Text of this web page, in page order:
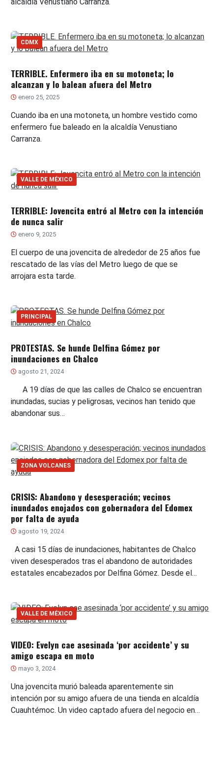
CDMX
TERRIBLE. Enfermero iba en su motoneta; lo
alcanzan y lo balean afuera del Metro
enero 25, 2025
Cuando iba en una motoneta, un hombre vestido como
enfermero fue baleado en la alcaldía Venustiano
Carranza.
VALLE DE MÉXICO
TERRIBLE: Jovencita entró al Metro con la intención
de nunca salir
enero 9, 2025
El cuerpo de una jovencita de alrededor de 25 años fue
rescatado de las vías del Metro luego de que se
arrojara esta tarde.
PRINCIPAL
PROTESTAS. Se hunde Delfina Gómez por
inundaciones en Chalco
agosto 21, 2024
A 19 días de que las calles de Chalco se encuentran
inundadas, sucias y peligrosas, vecinos han tenido que
abandonar sus…
ZONA VOLCANES
CRISIS: Abandono y desesperación; vecinos
inundados enojados con gobernadora del Edomex
por falta de ayuda
agosto 19, 2024
A casi 15 días de inundaciones, habitantes de Chalco
viven desesperados tras el abandono de autoridades
estatales encabezados por Delfina Gómez. Desde el…
VALLE DE MÉXICO
VIDEO: Evelyn cae asesinada ‘por accidente’ y su
amigo escapa en moto
mayo 3, 2024
Una jovencita murió baleada aparentemente sin
intención por su amigo afuera de una tienda en alcaldía
Cuauhtémoc. Un video captado afuera del negocio en…